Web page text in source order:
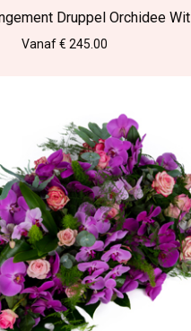
Druppel Orchidee Wit
Vanaf € 245.00